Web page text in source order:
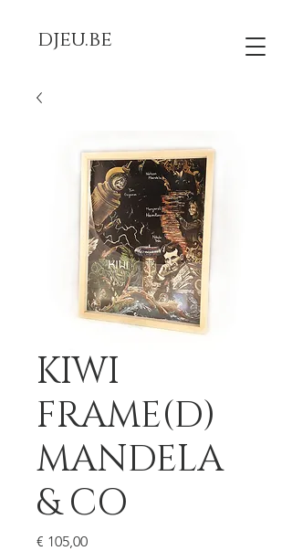
djeu.be
KIWI
FRAME(D)
MANDELA
& CO
€ 105,00Prijs